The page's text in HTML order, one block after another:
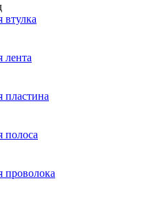
втулка
лента
пластина
полоса
проволока